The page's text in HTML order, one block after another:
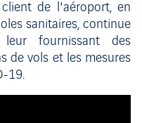
de l'aéroport, en
sanitaires, continue
fournissant des
de vols et les mesures
19.